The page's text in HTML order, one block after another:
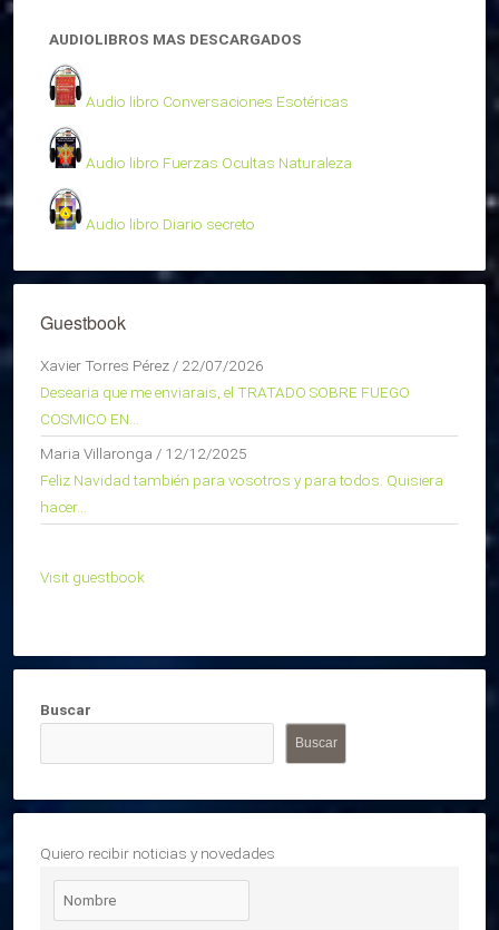
AUDIOLIBROS MAS DESCARGADOS
Audio libro Conversaciones Esotéricas
Audio libro Fuerzas Ocultas Naturaleza
Audio libro Diario secreto
Guestbook
Xavier Torres Pérez / 22/07/2026
Desearia que me enviarais, el TRATADO SOBRE FUEGO
COSMICO EN...
Maria Villaronga / 12/12/2025
Feliz Navidad también para vosotros y para todos. Quisiera
hacer...
Visit guestbook
Buscar
Buscar
Quiero recibir noticias y novedades